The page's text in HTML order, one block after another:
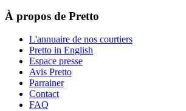
À propos de Pretto
L'annuaire de nos courtiers
Pretto in English
Espace presse
Avis Pretto
Parrainer
Contact
FAQ